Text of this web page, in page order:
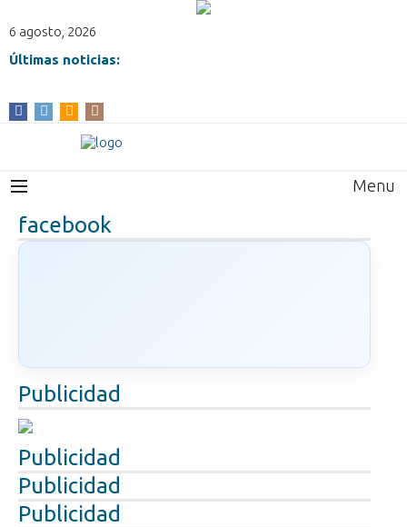
6 agosto, 2026
Últimas noticias:
Menu
facebook
Publicidad
Publicidad
Publicidad
Publicidad